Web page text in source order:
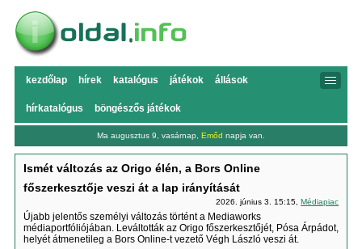
kezdőlap hírek katalógus játékok állások
hírkatalógus böngészős játékok
Ma augusztus 9, vasárnap, Emőd napja van.
Ismét változás az Origo élén, a Bors Online
főszerkesztője veszi át a lap irányítását
2026. június 3. 15:15,Médiapiac
Újabb jelentős személyi változás történt a Mediaworks
médiaportfóliójában. Leváltották az Origo főszerkesztőjét, Pósa Árpádot,
helyét átmenetileg a Bors Online-t vezető Végh László veszi át.